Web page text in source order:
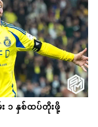
၁ နှစ်ထပ်တိုးဖို့